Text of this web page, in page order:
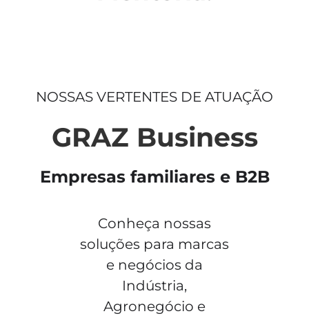
NOSSAS VERTENTES DE ATUAÇÃO
GRAZ Business
Empresas familiares e B2B
Conheça nossas
soluções para marcas
e negócios da
Indústria,
Agronegócio e